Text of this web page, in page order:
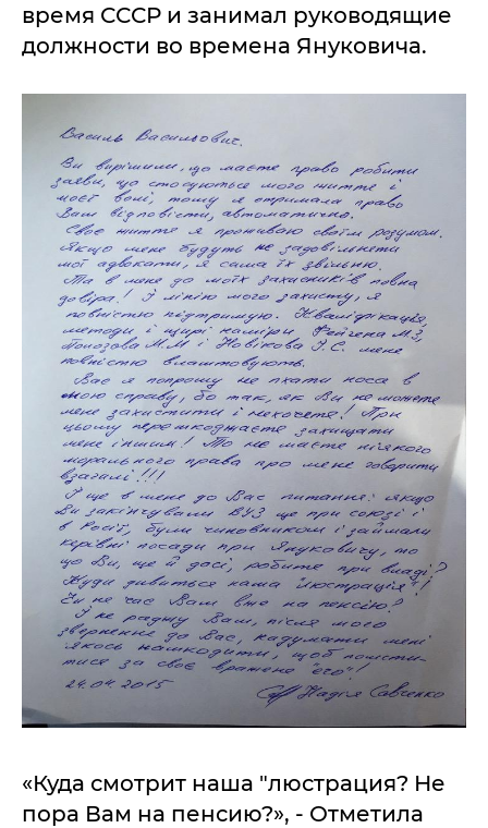
время СССР и занимал руководящие
должности во времена Януковича.
«Куда смотрит наша "люстрация? Не
пора Вам на пенсию?», - Отметила